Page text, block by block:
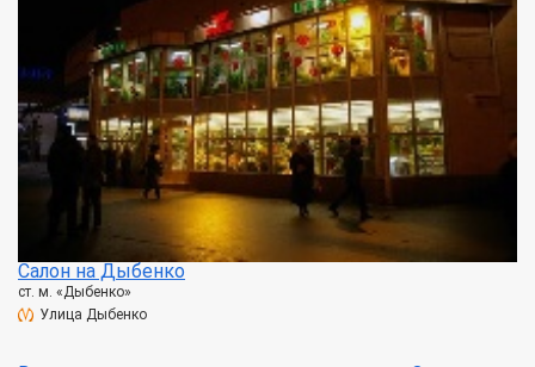
Салон на Дыбенко
ст. м. «Дыбенко»
Улица Дыбенко